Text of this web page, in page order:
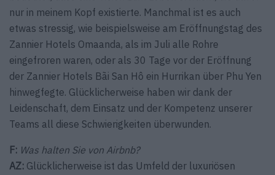
nur in meinem Kopf existierte. Manchmal ist es auch
etwas stressig, wie beispielsweise am Eröffnungstag des
Zannier Hotels Omaanda, als im Juli alle Rohre
eingefroren waren, oder als 30 Tage vor der Eröffnung
der Zannier Hotels Bãi San Hô ein Hurrikan über Phu Yen
hinwegfegte. Glücklicherweise haben wir dank der
Leidenschaft, dem Einsatz und der Kompetenz unserer
Teams all diese Schwierigkeiten überwunden.
F: Was halten Sie von Airbnb?
AZ: Glücklicherweise ist das Umfeld der luxuriösen